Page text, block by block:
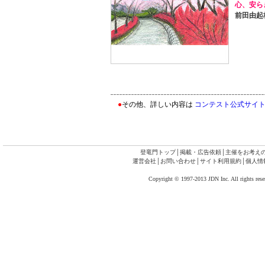
心、安ら
前田由起
●その他、詳しい内容は コンテスト公式サイト
登竜門トップ│ 掲載・広告依頼
主催をお考え
運営会社│ お問い合わせ│ サイト利用規約│ 個人情
Copyright © 1997-2013 JDN Inc. All rights